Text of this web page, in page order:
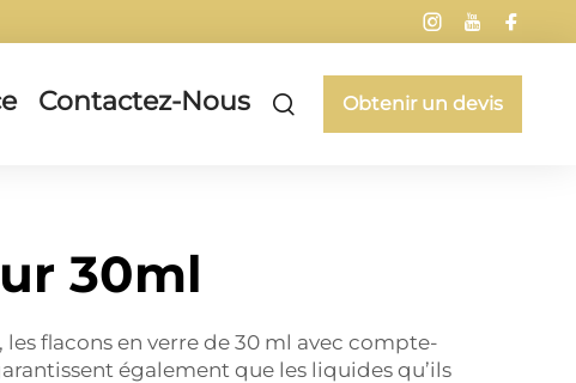
Contactez-Nous Obtenir un devis
30ml
flacons en verre de 30 ml avec compte-
également que les liquides qu’ils